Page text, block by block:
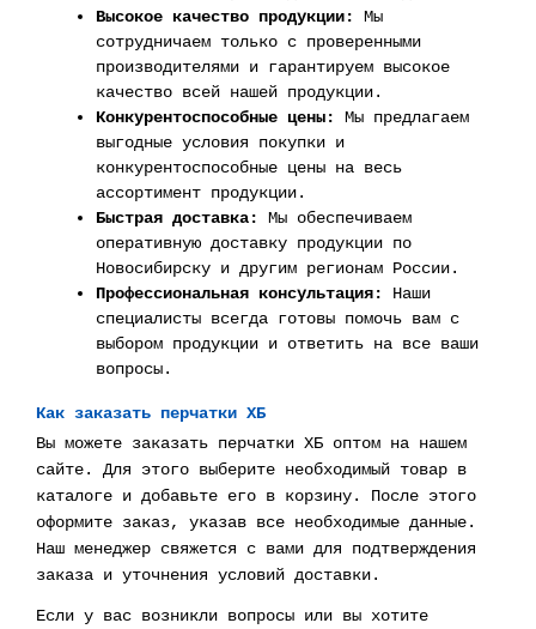
Высокое качество продукции:
Мы
сотрудничаем только с проверенными
производителями и гарантируем высокое
качество всей нашей продукции.
Конкурентоспособные цены:
Мы предлагаем
выгодные условия покупки и
конкурентоспособные цены на весь
ассортимент продукции.
Быстрая доставка:
Мы обеспечиваем
оперативную доставку продукции по
Новосибирску и другим регионам России.
Профессиональная консультация:
Наши
специалисты всегда готовы помочь вам с
выбором продукции и ответить на все ваши
вопросы.
Как заказать перчатки ХБ
Вы можете заказать перчатки ХБ оптом на нашем
сайте. Для этого выберите необходимый товар в
каталоге и добавьте его в корзину. После этого
оформите заказ, указав все необходимые данные.
Наш менеджер свяжется с вами для подтверждения
заказа и уточнения условий доставки.
Если у вас возникли вопросы или вы хотите